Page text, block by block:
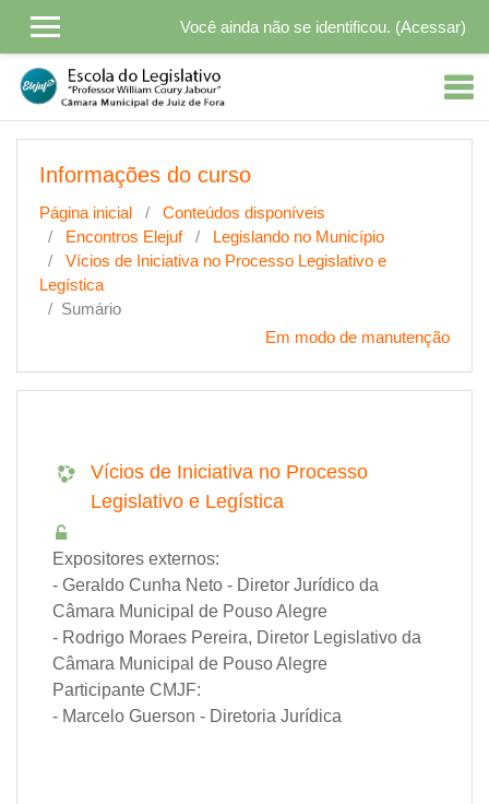
Você ainda não se identificou. (Acessar)
Informações do curso
Página inicial
Conteúdos disponíveis
Encontros Elejuf
Legislando no Município
Vícios de Iniciativa no Processo Legislativo e
Legística
Sumário
Em modo de manutenção
Vícios de Iniciativa no Processo
Legislativo e Legística
Expositores externos:
- Geraldo Cunha Neto - Diretor Jurídico da
Câmara Municipal de Pouso Alegre
- Rodrigo Moraes Pereira, Diretor Legislativo da
Câmara Municipal de Pouso Alegre
Participante CMJF:
- Marcelo Guerson - Diretoria Jurídica